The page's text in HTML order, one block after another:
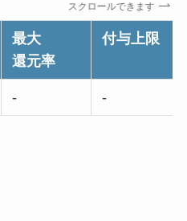
スクロールできます
最大
還元率
付与上限
- -